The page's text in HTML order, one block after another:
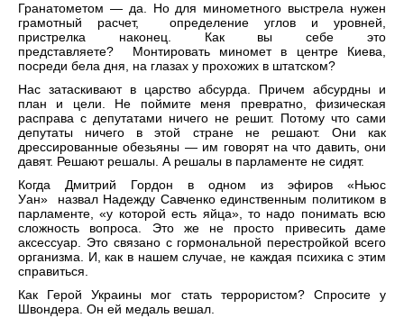
Гранатометом — да. Но для минометного выстрела нужен
грамотный расчет, определение углов и уровней,
пристрелка наконец. Как вы себе это
представляете? Монтировать миномет в центре Киева,
посреди бела дня, на глазах у прохожих в штатском?
Нас затаскивают в царство абсурда. Причем абсурдны и
план и цели. Не поймите меня превратно, физическая
расправа с депутатами ничего не решит. Потому что сами
депутаты ничего в этой стране не решают. Они как
дрессированные обезьяны — им говорят на что давить, они
давят. Решают решалы. А решалы в парламенте не сидят.
Когда Дмитрий Гордон в одном из эфиров «Ньюс
Уан» назвал Надежду Савченко единственным политиком в
парламенте, «у которой есть яйца», то надо понимать всю
сложность вопроса. Это же не просто привесить даме
аксессуар. Это связано с гормональной перестройкой всего
организма. И, как в нашем случае, не каждая психика с этим
справиться.
Как Герой Украины мог стать террористом? Спросите у
Швондера. Он ей медаль вешал.